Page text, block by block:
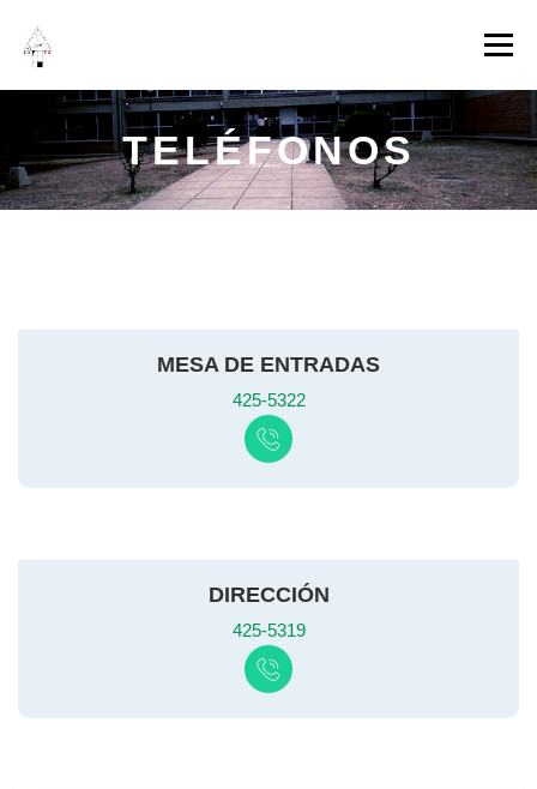
Menú
INICIO INSTITUCIONAL ADMINISTRACIÓN
TELÉFONOS
MESA DE ENTRADAS
425-5322
DIRECCIÓN
425-5319